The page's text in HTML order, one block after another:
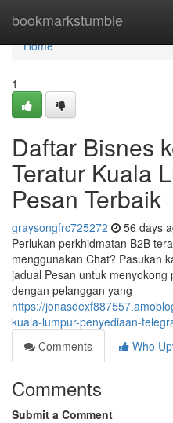
bookmarkstumble
Home
Home
1
Daftar Bisnes
Teratur Kuala
Pesan Terbaik
graysongfrc725272 56 days
Perlukan perkhidmatan B2B
menggunakan Chat? Pasukan
jadual Pesan untuk
dengan pelanggan yang
https://
kuala-lumpur-penyediaan-
Comments
Who
Comments
Submit a Comment